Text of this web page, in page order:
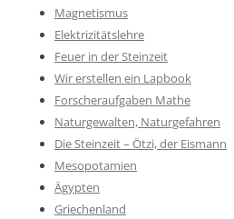
Magnetismus
Elektrizitätslehre
Feuer in der Steinzeit
Wir erstellen ein Lapbook
Forscheraufgaben Mathe
Naturgewalten, Naturgefahren
Die Steinzeit – Ötzi, der Eismann
Mesopotamien
Ägypten
Griechenland